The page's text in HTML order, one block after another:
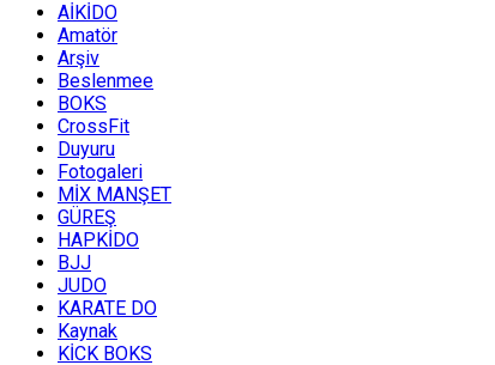
AİKİDO
Amatör
Arşiv
Beslenmee
BOKS
CrossFit
Duyuru
Fotogaleri
MİX MANŞET
GÜREŞ
HAPKİDO
BJJ
JUDO
KARATE DO
Kaynak
KİCK BOKS